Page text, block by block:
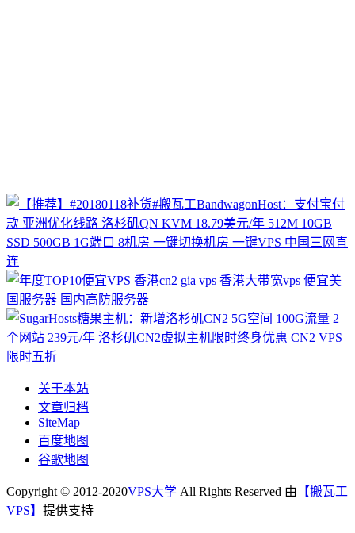
关于本站
文章归档
SiteMap
百度地图
谷歌地图
Copyright © 2012-2020VPS大学 All Rights Reserved 由 【搬瓦工
VPS】 提供支持